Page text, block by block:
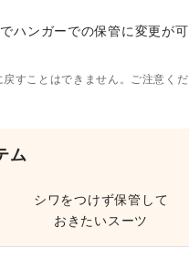
ハンガーでの保管に変更が可
すことはできません。ご注意くだ
ム
シワをつけず保管して
おきたいスーツ